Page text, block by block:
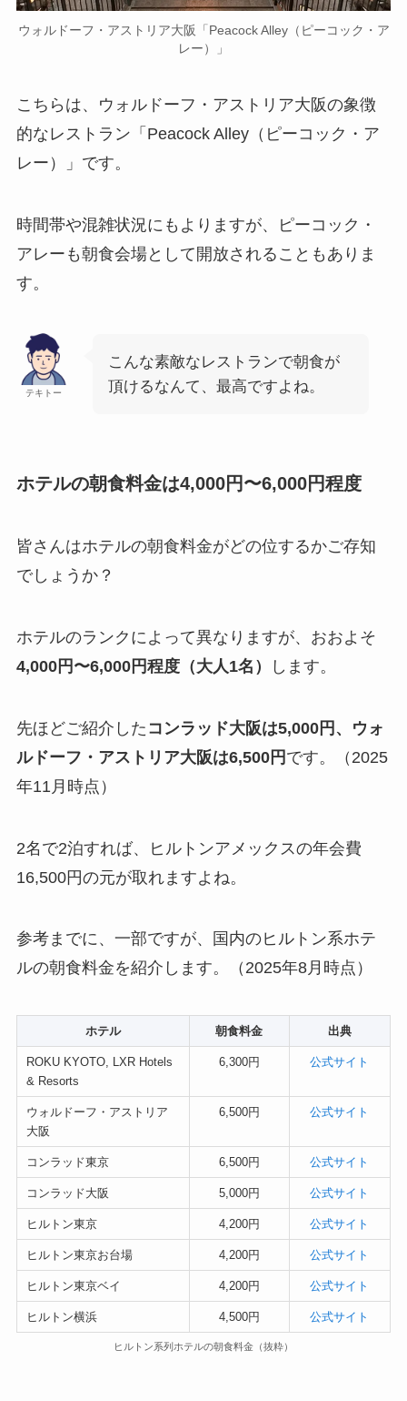
ウォルドーフ・アストリア大阪「Peacock Alley（ピーコック・ア
レー）」
こちらは、ウォルドーフ・アストリア大阪の象徴
的なレストラン「Peacock Alley（ピーコック・ア
レー）」です。
時間帯や混雑状況にもよりますが、ピーコック・
アレーも朝食会場として開放されることもありま
す。
テキトー
こんな素敵なレストランで朝食が
頂けるなんて、最高ですよね。
ホテルの朝食料金は4,000円〜6,000円程度
皆さんはホテルの朝食料金がどの位するかご存知
でしょうか？
ホテルのランクによって異なりますが、おおよそ
4,000円〜6,000円程度（大人1名）
します。
先ほどご紹介した コンラッド大阪は5,000円、ウォ
ルドーフ・アストリア大阪は6,500円 です。（2025
年11月時点）
2名で2泊すれば、ヒルトンアメックスの年会費
16,500円の元が取れますよね。
参考までに、一部ですが、国内のヒルトン系ホテ
ルの朝食料金を紹介します。（2025年8月時点）
ホテル 朝食料金 出典
ROKU KYOTO, LXR Hotels
& Resorts
6,300円 公式サイト
ウォルドーフ・アストリア
大阪
6,500円 公式サイト
コンラッド東京 6,500円 公式サイト
コンラッド大阪 5,000円 公式サイト
ヒルトン東京 4,200円 公式サイト
ヒルトン東京お台場 4,200円 公式サイト
ヒルトン東京ベイ 4,200円 公式サイト
ヒルトン横浜 4,500円 公式サイト
ヒルトン系列ホテルの朝食料金（抜粋）